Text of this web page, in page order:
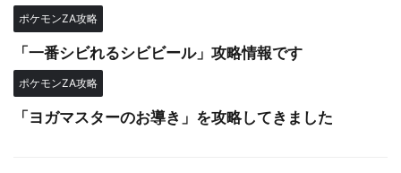
ポケモンZA攻略
「一番シビれるシビビール」攻略情報です
ポケモンZA攻略
「ヨガマスターのお導き」を攻略してきました